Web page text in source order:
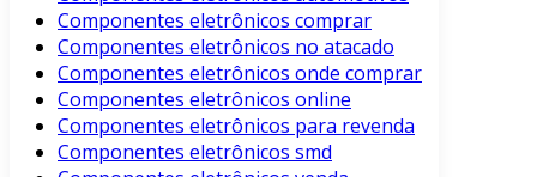
Componentes eletrônicos comprar
Componentes eletrônicos no atacado
Componentes eletrônicos onde comprar
Componentes eletrônicos online
Componentes eletrônicos para revenda
Componentes eletrônicos smd